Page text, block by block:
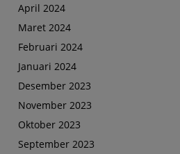
April 2024
Maret 2024
Februari 2024
Januari 2024
Desember 2023
November 2023
Oktober 2023
September 2023